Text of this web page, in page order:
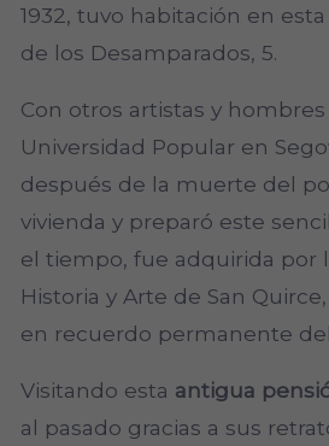
1932, tuvo habitación en
de los Desamparados, 5.
Con otros artistas y
Universidad Popular en
después de la muerte del
vivienda y preparó este
el tiempo, fue adquirida por
Historia y Arte de San
en recuerdo permanente
Visitando esta antigua
al pasado gracias a sus